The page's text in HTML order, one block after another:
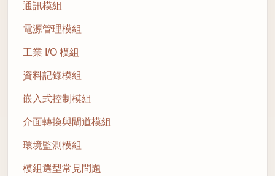
通訊模組
電源管理模組
工業 I/O 模組
資料記錄模組
嵌入式控制模組
介面轉換與閘道模組
環境監測模組
模組選型常見問題